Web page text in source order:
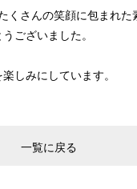
さんの笑顔に包まれた
ございました。
しみにしています。
一覧に戻る